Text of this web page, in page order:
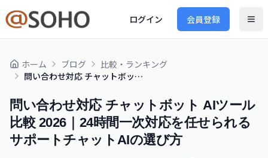
ログイン 会員登録
ホーム ブログ
比較・ランキング
問い合わせ対応 チャットボット AIツール 比較 2026｜24時間一次対応を任せられるサポートチャットAIの選び方
問い合わせ対応 チャットボット AIツール
比較 2026｜24時間一次対応を任せられる
サポートチャットAIの選び方